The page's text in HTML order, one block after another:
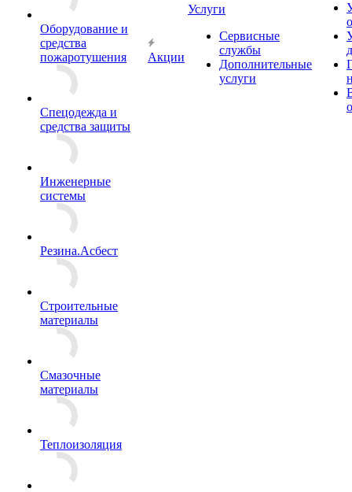
Оборудование и
средства
пожаротушения
Спецодежда и
средства защиты
Инженерные
системы
Резина.Асбест
Строительные
материалы
Смазочные
материалы
Теплоизоляция
Акции
Услуги
Сервисные
службы
Дополнительные
услуги